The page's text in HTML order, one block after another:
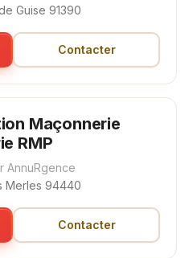
Guise 91390
Contacter
Maçonnerie
RMP
AnnuRgence
Merles 94440
Contacter